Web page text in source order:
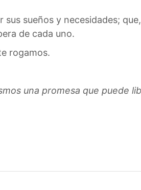
sueños y necesidades;
de cada uno.
rogamos.
una promesa que puede